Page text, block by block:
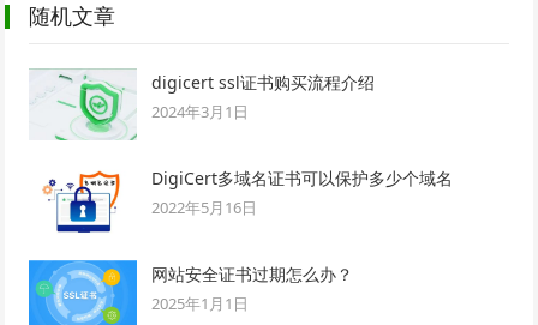
随机文章
digicert ssl证书购买流程介绍
2024年3月1日
DigiCert多域名证书可以保护多少个域名
2022年5月16日
网站安全证书过期怎么办？
2025年1月1日